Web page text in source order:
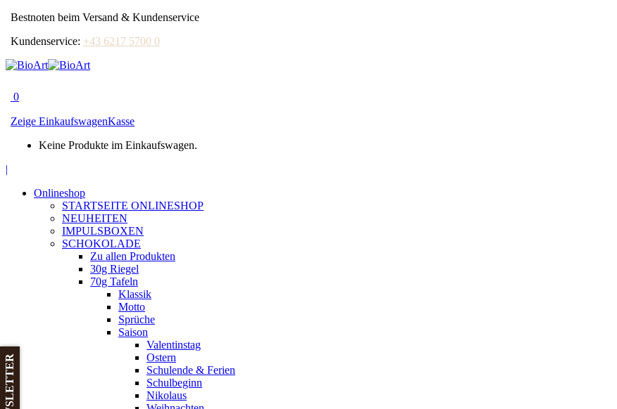
Bestnoten beim Versand & Kundenservice
Kundenservice: +43 6217 5700 0
0
Zeige EinkaufswagenKasse
Keine Produkte im Einkaufswagen.
opens
|
Onlineshop
STARTSEITE ONLINESHOP
NEUHEITEN
IMPULSBOXEN
SCHOKOLADE
Zu allen Produkten
30g Riegel
70g Tafeln
Klassik
Motto
Sprüche
Saison
Valentinstag
Ostern
Schulende & Ferien
Schulbeginn
Nikolaus